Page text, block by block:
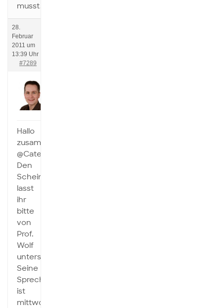
musst.
28.
Februar
2011 um
13:39 Uhr
#7289
Hallo
zusammen,
@Caterina:
Den
Schein
lasst
ihr
bitte
von
Prof.
Wolf
unterschreiben.
Seine
Sprechstunde
ist
mittwochs,